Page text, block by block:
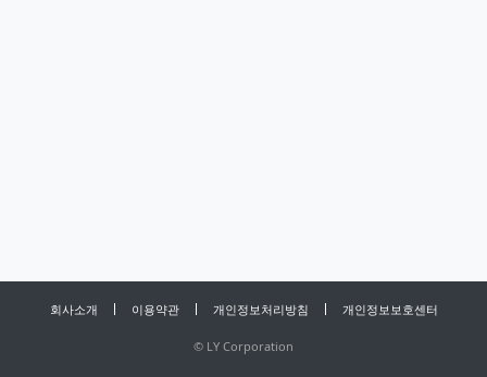
회사소개 이용약관 개인정보처리방침 개인정보보호센터
© LY Corporation